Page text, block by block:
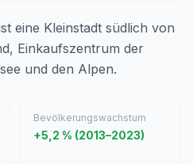
eine Kleinstadt südlich von
Einkaufszentrum der
und den Alpen.
Bevölkerungswachstum
+5,2 % (2013–2023)